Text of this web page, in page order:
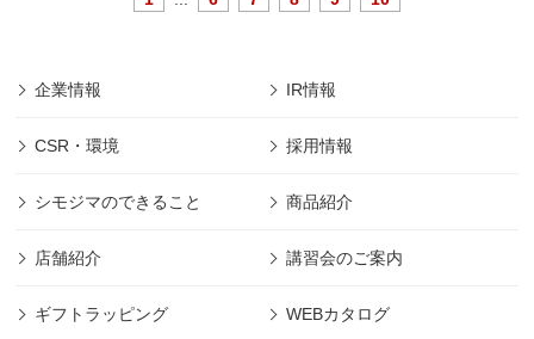
企業情報 IR情報
CSR・環境 採用情報
シモジマのできること 商品紹介
店舗紹介 講習会のご案内
ギフトラッピング WEBカタログ